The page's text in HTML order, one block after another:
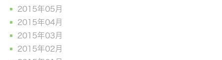
2015年05月
2015年04月
2015年03月
2015年02月